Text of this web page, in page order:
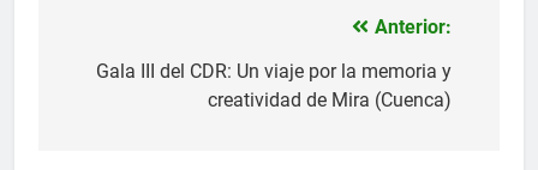
Anterior:
Gala III del CDR: Un viaje por la memoria y
creatividad de Mira (Cuenca)